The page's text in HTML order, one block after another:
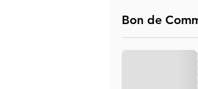
Bon de